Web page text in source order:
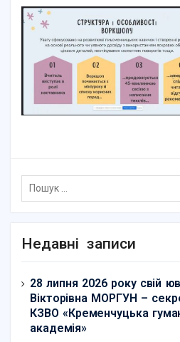
Недавні записи
28 липня 2026 року свій
Вікторівна МОРГУН –
КЗВО «Кременчуцька
академія»